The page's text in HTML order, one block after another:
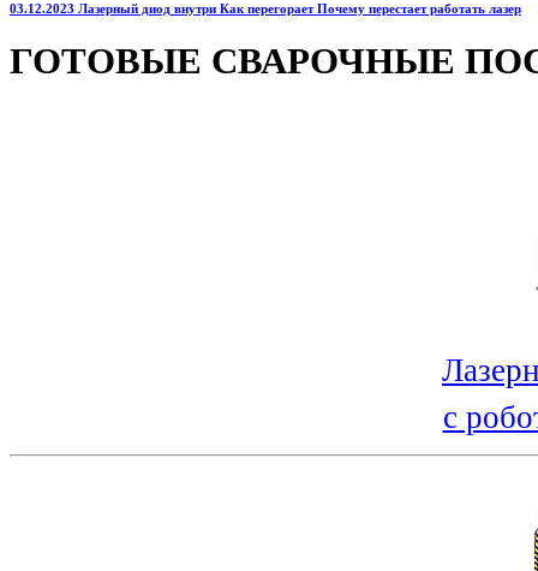
03.12.2023 Лазерный диод внутри Как перегорает Почему перестает работать лазер
ГОТОВЫЕ СВАРОЧНЫЕ
с